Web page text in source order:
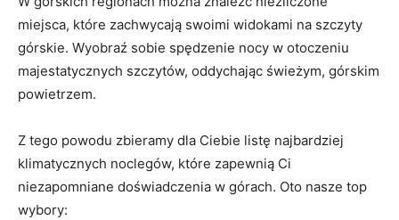
miejsca, ​które zachwycają swoimi widokami na szczyty
górskie. Wyobraź sobie⁢ spędzenie nocy w otoczeniu
majestatycznych szczytów, oddychając świeżym, górskim
powietrzem.
Z tego powodu zbieramy dla Ciebie ‌listę najbardziej
klimatycznych noclegów, które​ zapewnią Ci
niezapomniane doświadczenia⁣ w górach. Oto nasze top
wybory: